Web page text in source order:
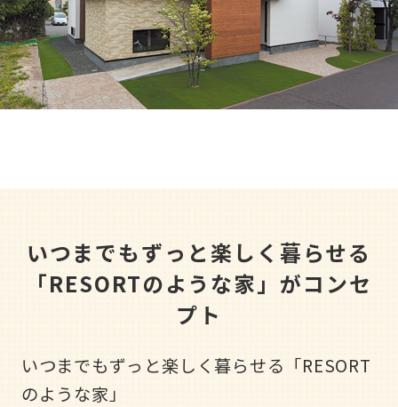
住宅購入までの流れ（ご検討始めの方）
住宅メーカーから探す
いつまでもずっと楽しく暮らせる
「RESORTのような家」がコンセ
プト
いつまでもずっと楽しく暮らせる「RESORT
のような家」